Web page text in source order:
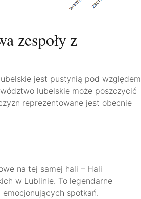
zespoły z
jest pustynią pod względem
lubelskie może poszczycić
reprezentowane jest obecnie
na tej samej hali – Hali
w Lublinie. To legendarne
spotkań.